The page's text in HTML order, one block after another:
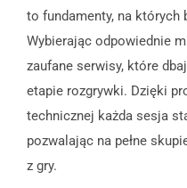
to fundamenty, na których
Wybierając odpowiednie
zaufane serwisy, które
etapie rozgrywki. Dzięki
technicznej każda sesja
pozwalając na pełne
z gry.